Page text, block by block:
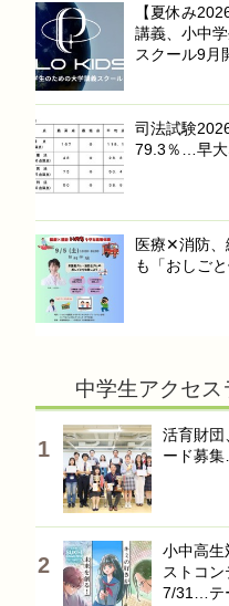
【夏休み
講義、小中
スクール9月
司法試験
79.3％…早大
医療✕消防、
も「おしご
中学生アクセス
活育財団
ード募
小中高生
ストコ
7/31…テ